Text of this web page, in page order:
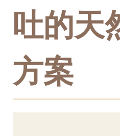
吐的天
方案